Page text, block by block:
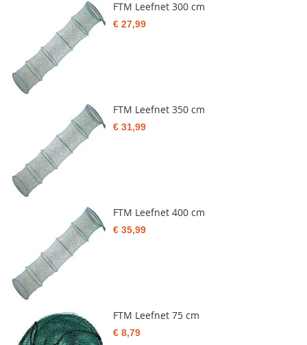
FTM Leefnet 300 cm
€ 27,99
FTM Leefnet 350 cm
€ 31,99
FTM Leefnet 400 cm
€ 35,99
FTM Leefnet 75 cm
€ 8,79